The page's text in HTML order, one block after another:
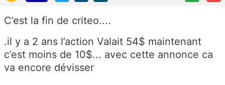
C’est la fin de criteo....
.il y a 2 ans l’action Valait 54$ maintenant
c’est moins de 10$... avec cette annonce ca
va encore dévisser